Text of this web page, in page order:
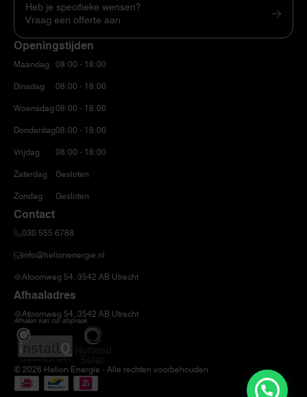
Heb je specifieke wensen?
Vraag een offerte aan
Openingstijden
Maandag
Dinsdag
Woensdag
Donderdag
Vrijdag
Zaterdag
Zondag
08:00 - 18:00
08:00 - 18:00
08:00 - 18:00
08:00 - 18:00
08:00 - 18:00
Gesloten
Gesloten
Contact
030 555 6788
info@helionenergie.nl
Atoomweg 54, 3542 AB Utrecht
Afhaaladres
Atoomweg 54, 3542 AB Utrecht
Afhalen kan op afspraak
© 2026 Helion Energie - Alle rechten voorbehouden